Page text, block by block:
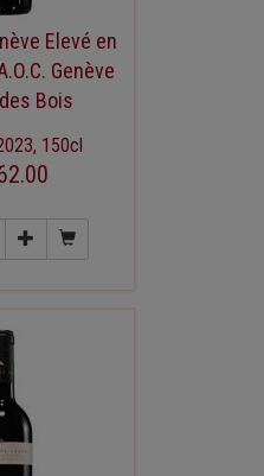
Elevé en
Genève
Bois
150cl